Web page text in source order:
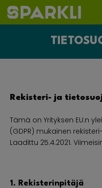
Rekisteri- ja
Tämä on Yrityksen EU:n
(GDPR) mukainen
Laadittu 25.4.2021.
1. Rekisterinpitäjä